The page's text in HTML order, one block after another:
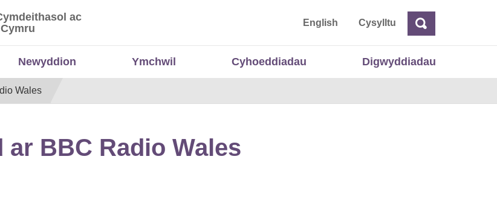
ac Economaidd a Data Cymru
ac
English CysylltuChwilio
Newyddion Ymchwil Cyhoeddiadau Digwyddiadau
Wales
BBC Radio Wales